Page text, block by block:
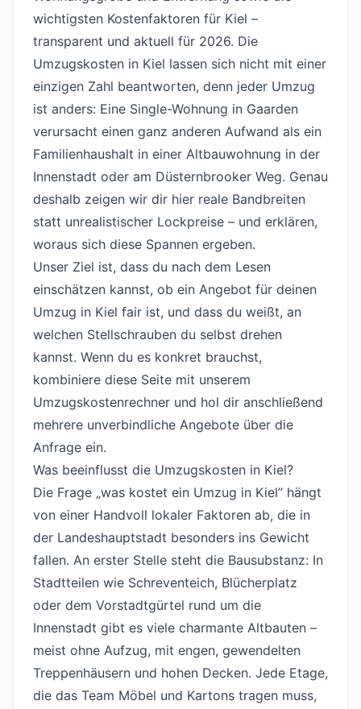
wichtigsten Kostenfaktoren für Kiel –
transparent und aktuell für 2026. Die
Umzugskosten in Kiel lassen sich nicht mit einer
einzigen Zahl beantworten, denn jeder Umzug
ist anders: Eine Single-Wohnung in Gaarden
verursacht einen ganz anderen Aufwand als ein
Familienhaushalt in einer Altbauwohnung in der
Innenstadt oder am Düsternbrooker Weg. Genau
deshalb zeigen wir dir hier reale Bandbreiten
statt unrealistischer Lockpreise – und erklären,
woraus sich diese Spannen ergeben.
Unser Ziel ist, dass du nach dem Lesen
einschätzen kannst, ob ein Angebot für deinen
Umzug in Kiel fair ist, und dass du weißt, an
welchen Stellschrauben du selbst drehen
kannst. Wenn du es konkret brauchst,
kombiniere diese Seite mit unserem
Umzugskostenrechner und hol dir anschließend
mehrere unverbindliche Angebote über die
Anfrage ein.
Was beeinflusst die Umzugskosten in Kiel?
Die Frage „was kostet ein Umzug in Kiel” hängt
von einer Handvoll lokaler Faktoren ab, die in
der Landeshauptstadt besonders ins Gewicht
fallen. An erster Stelle steht die Bausubstanz: In
Stadtteilen wie Schreventeich, Blücherplatz
oder dem Vorstadtgürtel rund um die
Innenstadt gibt es viele charmante Altbauten –
meist ohne Aufzug, mit engen, gewendelten
Treppenhäusern und hohen Decken. Jede Etage,
die das Team Möbel und Kartons tragen muss,